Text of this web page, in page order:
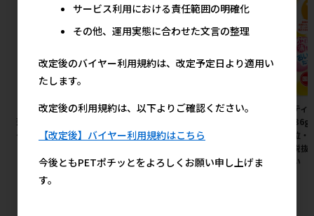
［ペットプロジャパン］業務用
薄型ペットシーツ レギュラー 1
ケース（1200枚入）
［アース・ペット］猫砂楽園 森
参考上代
［ペテ
り。
注単位
計：税
下さい
サービス利用における責任範囲の明確化
その他、運用実態に合わせた文言の整理
改定後のバイヤー利用規約は、改定予定日より適用い
たします。
改定後の利用規約は、以下よりご確認ください。
【改定後】バイヤー利用規約はこちら
今後ともPETポチッとをよろしくお願い申し上げま
す。